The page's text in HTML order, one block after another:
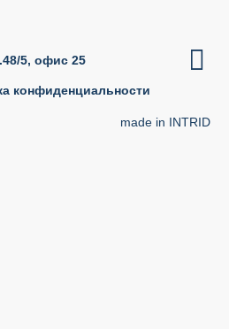
5, офис 25 
конфиденциальности
made in INTRID